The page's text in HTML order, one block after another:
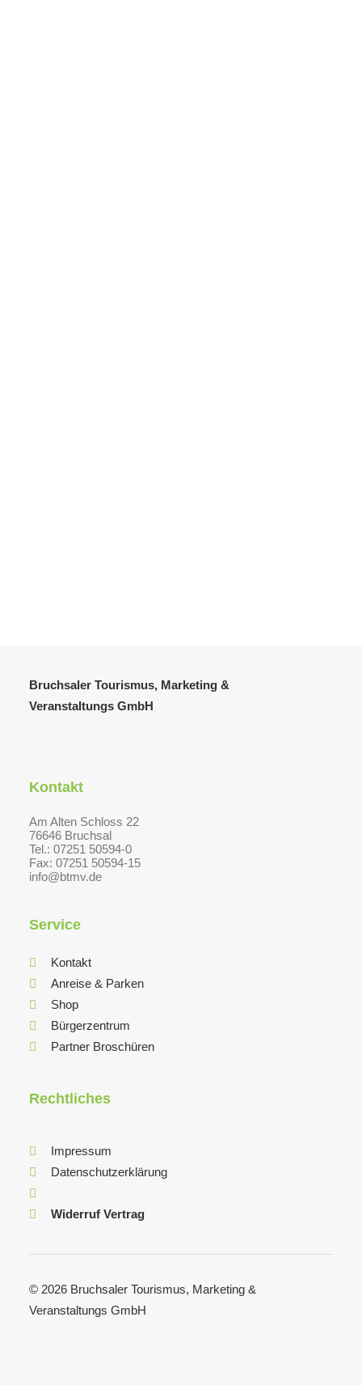
Bruchsaler Tourismus, Marketing &
Veranstaltungs GmbH
Kontakt
Am Alten Schloss 22
76646 Bruchsal
Tel.: 07251 50594-0
Fax: 07251 50594-15
info@btmv.de
Service
Kontakt
Anreise & Parken
Shop
Bürgerzentrum
Partner Broschüren
Rechtliches
Impressum
Datenschutzerklärung
Widerruf Vertrag
© 2026 Bruchsaler Tourismus, Marketing &
Veranstaltungs GmbH